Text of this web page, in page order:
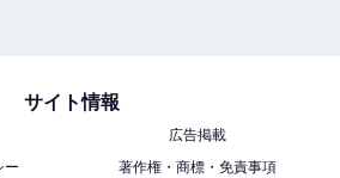
サイト情報
広告掲載
ー
著作権・商標・免責事項